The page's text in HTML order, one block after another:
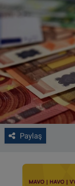
Paylaş
VIDEO
CONTACT
Çerez